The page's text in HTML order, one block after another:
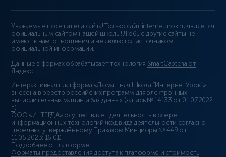
Уважаемые посетители сайта! Только сайт interneturok.ru является
официальным сайтом нашей школы! Любые другие сайты не
имеют к нам отношения и не являются источником
официальной информации.
Данные в формах обрабатывает технология SmartCaptcha от
Яндекс
Интерактивная платформа «Домашняя Школа “ИнтернетУрок”»
внесена в реестр российских программ для электронных
вычислительных машин и баз данных (запись № 14133 от 01.07.2022
г.).
ООО «ИНТЕРДА» осуществляет деятельность в сфере
информационных технологий (код вида деятельности согласно
перечню, утверждённому Приказом Минцифры № 449 от
11.05.2023: 16.01)
Подробнее о платформе.
Форматы предоставления доступа к платформе и стоимость.